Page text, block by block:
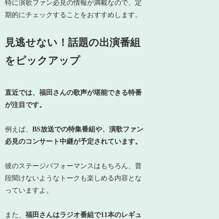
特に演歌ファン必見の情報が満載なので、定
期的にチェックすることをおすすめします。
見逃せない！話題の出演番組
をピックアップ
直近では、福田さんの歌声が堪能できる特番
が注目です。
例えば、BS放送での特集番組や、演歌ファン
必見のコンサート中継が予定されています。
彼のステージパフォーマンスはもちろん、普
段聞けないようなトークも楽しめる内容とな
っていますよ。
また、福田さんはラジオ番組で11本のレギュ